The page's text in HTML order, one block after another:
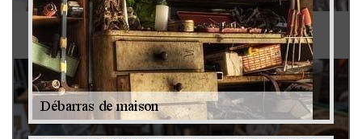
Antiquaire 79